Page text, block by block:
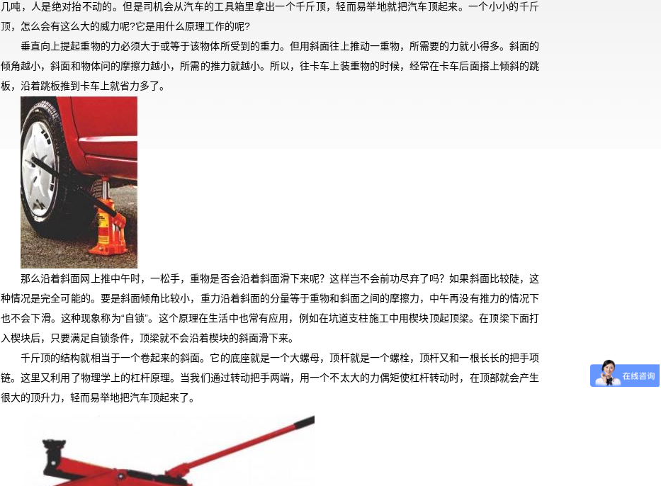
几吨，人是绝对抬不动的。但是司机会从汽车的工具箱里拿出一个千斤顶，轻而易举地就把汽车顶起来。一个小小的千斤
顶，怎么会有这么大的威力呢?它是用什么原理工作的呢?
垂直向上提起重物的力必须大于或等于该物体所受到的重力。但用斜面往上推动一重物，所需要的力就小得多。斜面的
倾角越小，斜面和物体问的摩擦力越小，所需的推力就越小。所以，往卡车上装重物的时候，经常在卡车后面搭上倾斜的跳
板，沿着跳板推到卡车上就省力多了。
那么沿着斜面网上推中午时，一松手，重物是否会沿着斜面滑下来呢？这样岂不会前功尽弃了吗？如果斜面比较陡，这
种情况是完全可能的。要是斜面倾角比较小，重力沿着斜面的分量等于重物和斜面之间的摩擦力，中午再没有推力的情况下
也不会下滑。这种现象称为“自锁”。这个原理在生活中也常有应用，例如在坑道支柱施工中用楔块顶起顶梁。在顶梁下面打
入楔块后，只要满足自锁条件，顶梁就不会沿着楔块的斜面滑下来。
千斤顶的结构就相当于一个卷起来的斜面。它的底座就是一个大螺母，顶杆就是一个螺栓，顶杆又和一根长长的把手项
链。这里又利用了物理学上的杠杆原理。当我们通过转动把手两端，用一个不太大的力偶矩使杠杆转动时，在顶部就会产生
很大的顶升力，轻而易举地把汽车顶起来了。